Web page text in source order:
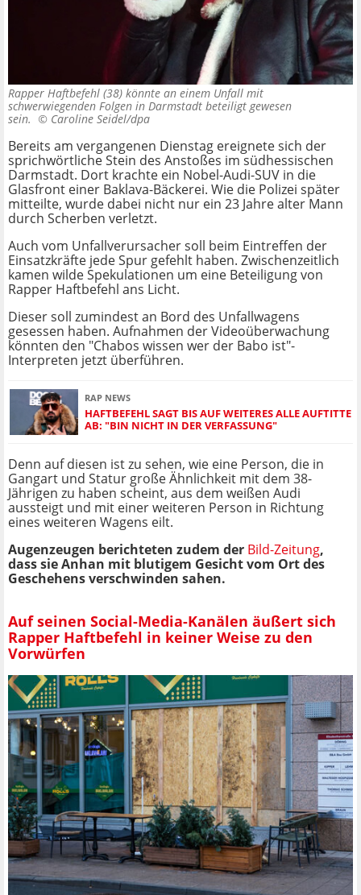
Rapper Haftbefehl (38) könnte an einem Unfall mit
schwerwiegenden Folgen in Darmstadt beteiligt gewesen
sein. © Caroline Seidel/dpa
Bereits am vergangenen Dienstag ereignete sich der
sprichwörtliche Stein des Anstoßes im südhessischen
Darmstadt. Dort krachte ein Nobel-Audi-SUV in die
Glasfront einer Baklava-Bäckerei. Wie die Polizei später
mitteilte, wurde dabei nicht nur ein 23 Jahre alter Mann
durch Scherben verletzt.
Auch vom Unfallverursacher soll beim Eintreffen der
Einsatzkräfte jede Spur gefehlt haben. Zwischenzeitlich
kamen wilde Spekulationen um eine Beteiligung von
Rapper Haftbefehl ans Licht.
Dieser soll zumindest an Bord des Unfallwagens
gesessen haben. Aufnahmen der Videoüberwachung
könnten den "Chabos wissen wer der Babo ist"-
Interpreten jetzt überführen.
RAP NEWS
HAFTBEFEHL SAGT BIS AUF WEITERES ALLE AUFTITTE
AB: "BIN NICHT IN DER VERFASSUNG"
Denn auf diesen ist zu sehen, wie eine Person, die in
Gangart und Statur große Ähnlichkeit mit dem 38-
Jährigen zu haben scheint, aus dem weißen Audi
aussteigt und mit einer weiteren Person in Richtung
eines weiteren Wagens eilt.
Augenzeugen berichteten zudem der Bild-Zeitung,
dass sie Anhan mit blutigem Gesicht vom Ort des
Geschehens verschwinden sahen.
Auf seinen Social-Media-Kanälen äußert sich
Rapper Haftbefehl in keiner Weise zu den
Vorwürfen